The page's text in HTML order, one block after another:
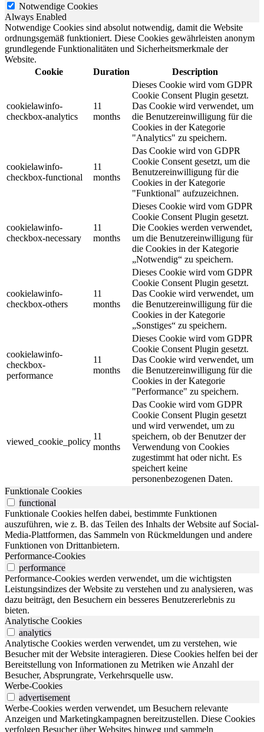
Notwendige Cookies
Always Enabled
Notwendige Cookies sind absolut notwendig, damit die Website
ordnungsgemäß funktioniert. Diese Cookies gewährleisten anonym
grundlegende Funktionalitäten und Sicherheitsmerkmale der
Website.
Cookie
Duration Description
cookielawinfo-
checkbox-analytics
11
months
Dieses Cookie wird vom GDPR
Cookie Consent Plugin gesetzt.
Das Cookie wird verwendet, um
die Benutzereinwilligung für die
Cookies in der Kategorie
"Analytics" zu speichern.
cookielawinfo-
checkbox-functional
11
months
Das Cookie wird von GDPR
Cookie Consent gesetzt, um die
Benutzereinwilligung für die
Cookies in der Kategorie
"Funktional" aufzuzeichnen.
cookielawinfo-
checkbox-necessary
11
months
Dieses Cookie wird vom GDPR
Cookie Consent Plugin gesetzt.
Die Cookies werden verwendet,
um die Benutzereinwilligung für
die Cookies in der Kategorie
„Notwendig“ zu speichern.
cookielawinfo-
checkbox-others
11
months
Dieses Cookie wird vom GDPR
Cookie Consent Plugin gesetzt.
Das Cookie wird verwendet, um
die Benutzereinwilligung für die
Cookies in der Kategorie
„Sonstiges“ zu speichern.
cookielawinfo-
checkbox-
performance
11
months
Dieses Cookie wird vom GDPR
Cookie Consent Plugin gesetzt.
Das Cookie wird verwendet, um
die Benutzereinwilligung für die
Cookies in der Kategorie
"Performance" zu speichern.
viewed_cookie_policy
11
months
Das Cookie wird vom GDPR
Cookie Consent Plugin gesetzt
und wird verwendet, um zu
speichern, ob der Benutzer der
Verwendung von Cookies
zugestimmt hat oder nicht. Es
speichert keine
personenbezogenen Daten.
Funktionale Cookies
functional
Funktionale Cookies helfen dabei, bestimmte Funktionen
auszuführen, wie z. B. das Teilen des Inhalts der Website auf Social-
Media-Plattformen, das Sammeln von Rückmeldungen und andere
Funktionen von Drittanbietern.
Performance-Cookies
performance
Performance-Cookies werden verwendet, um die wichtigsten
Leistungsindizes der Website zu verstehen und zu analysieren, was
dazu beiträgt, den Besuchern ein besseres Benutzererlebnis zu
bieten.
Analytische Cookies
analytics
Analytische Cookies werden verwendet, um zu verstehen, wie
Besucher mit der Website interagieren. Diese Cookies helfen bei der
Bereitstellung von Informationen zu Metriken wie Anzahl der
Besucher, Absprungrate, Verkehrsquelle usw.
Werbe-Cookies
advertisement
Werbe-Cookies werden verwendet, um Besuchern relevante
Anzeigen und Marketingkampagnen bereitzustellen. Diese Cookies
verfolgen Besucher über Websites hinweg und sammeln